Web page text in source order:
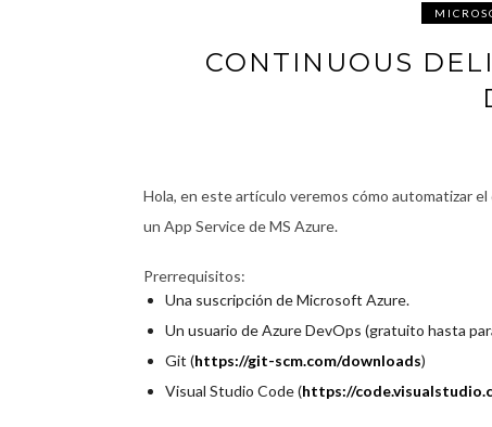
CONTINUOUS
Hola, en este artículo veremos cómo automatizar
un App Service de MS Azure.
Prerrequisitos:
Una suscripción de Microsoft Azure.
Un usuario de Azure DevOps (gratuito hasta
Git (https://git-scm.com/downloads)
Visual Studio Code (https://